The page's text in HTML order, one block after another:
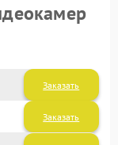
Заказать
Заказать